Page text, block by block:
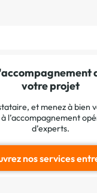
votre projet
et menez à bien
l’accompagnement
d’experts.
nos services